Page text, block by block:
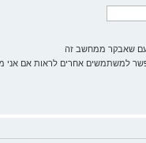
שאבקר ממחשב זה
למשתמשים אחרים לראות אם אני